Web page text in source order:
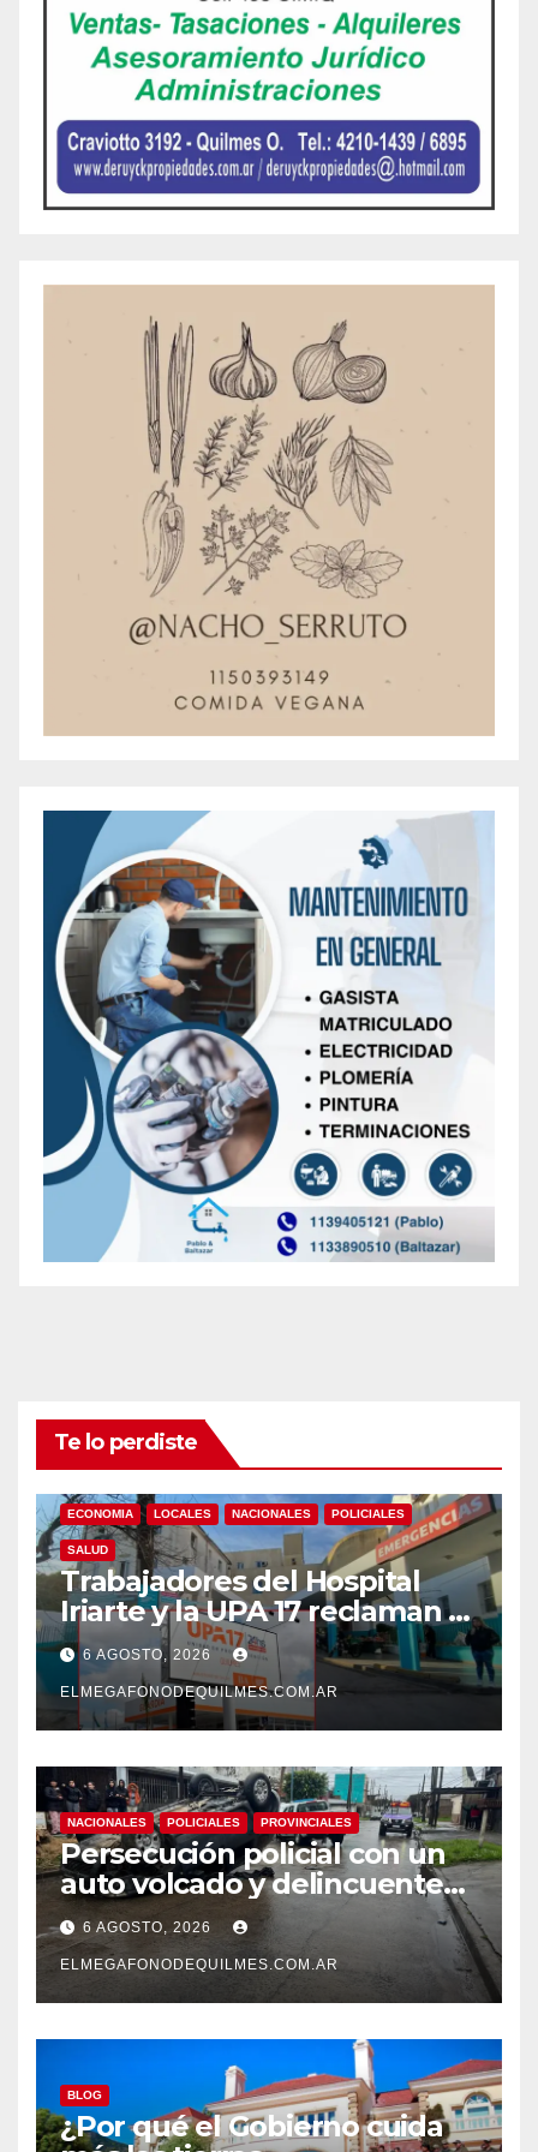
Te lo perdiste
ECONOMIA LOCALES NACIONALES POLICIALES
SALUD
Trabajadores del Hospital
Iriarte y la UPA 17 reclaman el
pase a planta de becarios y
mejoras laborales
6 AGOSTO, 2026
ELMEGAFONODEQUILMES.COM.AR
NACIONALES POLICIALES PROVINCIALES
Persecución policial con un
auto volcado y delincuentes
detenidos en San Francisco
Solano
6 AGOSTO, 2026
ELMEGAFONODEQUILMES.COM.AR
BLOG
¿Por qué el Gobierno cuida